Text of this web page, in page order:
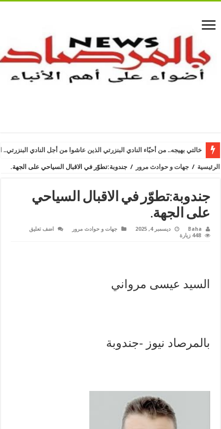
خالتي بهيجه.. من أحبّاء النادي البنزرتي الذين عاشوا من أجل النادي البنزرتي..
الرئيسية / جهات و حوادث مرور / جندوبة:تطوّر في الاقبال السياحي على الجهة.
جندوبة:تطوّر في الاقبال السياحي
على الجهة.
Baha ديسمبر 4, 2025 جهات و حوادث مرور
اضف تعليق
448 زيارة
السيد عيسى مرواني
بالمرصاد نيوز -جندوبة